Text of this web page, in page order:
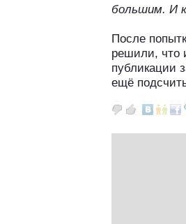
большим. И
После
решили, что
публикации
ещё